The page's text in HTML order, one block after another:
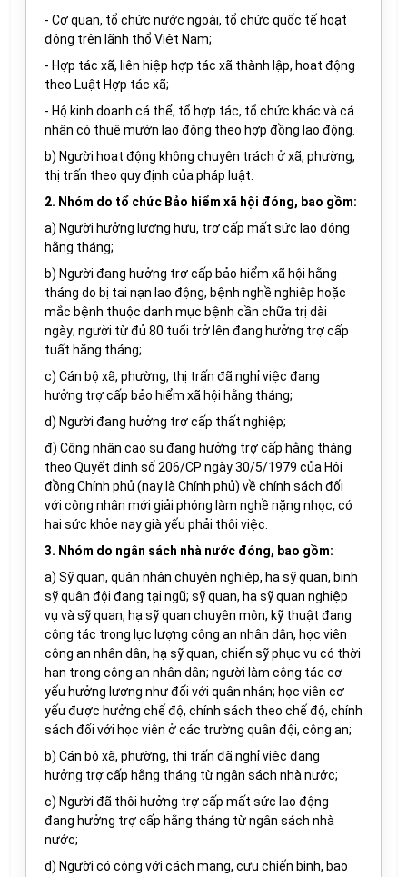
- Cơ quan, tổ chức nước ngoài, tổ chức quốc tế hoạt
động trên lãnh thổ Việt Nam;
- Hợp tác xã, liên hiệp hợp tác xã thành lập, hoạt động
theo Luật Hợp tác xã;
- Hộ kinh doanh cá thể, tổ hợp tác, tổ chức khác và cá
nhân có thuê mướn lao động theo hợp đồng lao động.
b) Người hoạt động không chuyên trách ở xã, phường,
thị trấn theo quy định của pháp luật.
2. Nhóm do tổ chức Bảo hiểm xã hội đóng, bao gồm:
a) Người hưởng lương hưu, trợ cấp mất sức lao động
hằng tháng;
b) Người đang hưởng trợ cấp bảo hiểm xã hội hằng
tháng do bị tai nạn lao động, bệnh nghề nghiệp hoặc
mắc bệnh thuộc danh mục bệnh cần chữa trị dài
ngày; người từ đủ 80 tuổi trở lên đang hưởng trợ cấp
tuất hằng tháng;
c) Cán bộ xã, phường, thị trấn đã nghỉ việc đang
hưởng trợ cấp bảo hiểm xã hội hằng tháng;
d) Người đang hưởng trợ cấp thất nghiệp;
đ) Công nhân cao su đang hưởng trợ cấp hằng tháng
theo Quyết định số 206/CP ngày 30/5/1979 của Hội
đồng Chính phủ (nay là Chính phủ) về chính sách đối
với công nhân mới giải phóng làm nghề nặng nhọc, có
hại sức khỏe nay già yếu phải thôi việc.
3. Nhóm do ngân sách nhà nước đóng, bao gồm:
a) Sỹ quan, quân nhân chuyên nghiệp, hạ sỹ quan, binh
sỹ quân đội đang tại ngũ; sỹ quan, hạ sỹ quan nghiệp
vụ và sỹ quan, hạ sỹ quan chuyên môn, kỹ thuật đang
công tác trong lực lượng công an nhân dân, học viên
công an nhân dân, hạ sỹ quan, chiến sỹ phục vụ có thời
hạn trong công an nhân dân; người làm công tác cơ
yếu hưởng lương như đối với quân nhân; học viên cơ
yếu được hưởng chế độ, chính sách theo chế độ, chính
sách đối với học viên ở các trường quân đội, công an;
b) Cán bộ xã, phường, thị trấn đã nghỉ việc đang
hưởng trợ cấp hằng tháng từ ngân sách nhà nước;
c) Người đã thôi hưởng trợ cấp mất sức lao động
đang hưởng trợ cấp hằng tháng từ ngân sách nhà
nước;
d) Người có công với cách mạng, cựu chiến binh, bao